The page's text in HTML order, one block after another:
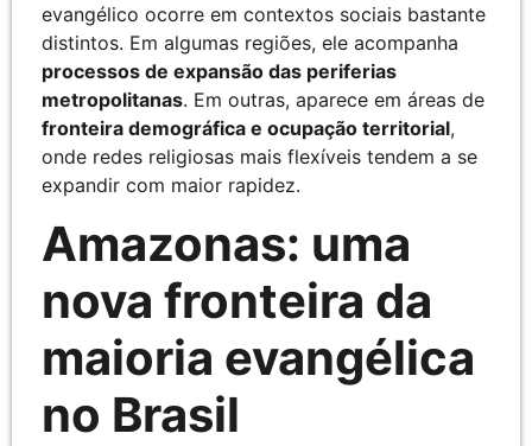
evangélico ocorre em contextos sociais bastante
distintos. Em algumas regiões, ele acompanha
processos de expansão das periferias
metropolitanas. Em outras, aparece em áreas de
fronteira demográfica e ocupação territorial,
onde redes religiosas mais flexíveis tendem a se
expandir com maior rapidez.
Amazonas: uma
nova fronteira da
maioria evangélica
no Brasil